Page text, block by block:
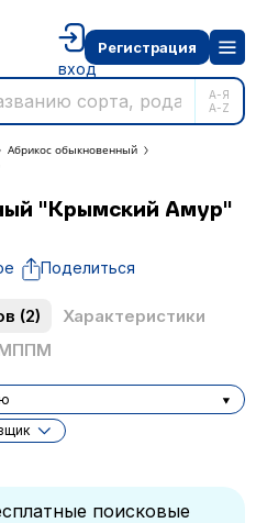
А-Я
A-Z
вход
Регистрация
Абрикос обыкновенный
"Крымский Амур"
Поделиться
(2)
Характеристики
МППМ
поисковые